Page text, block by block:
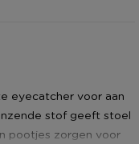
eyecatcher voor aan
stof geeft stoel
pootjes zorgen voor